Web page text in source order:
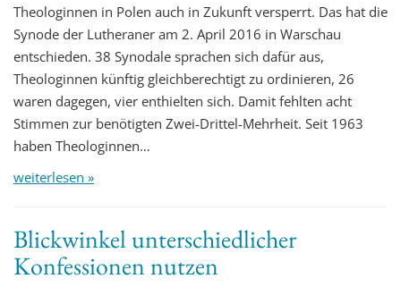
Theologinnen in Polen auch in Zukunft versperrt. Das hat die
Synode der Lutheraner am 2. April 2016 in Warschau
entschieden. 38 Synodale sprachen sich dafür aus,
Theologinnen künftig gleichberechtigt zu ordinieren, 26
waren dagegen, vier enthielten sich. Damit fehlten acht
Stimmen zur benötigten Zwei-Drittel-Mehrheit. Seit 1963
haben Theologinnen…
weiterlesen »
Blickwinkel unterschiedlicher
Konfessionen nutzen